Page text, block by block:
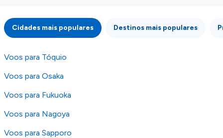
integridade ou pela precisão da informação
publicada, por isso verifique com atenção todas
as condições no website do parceiro antes de
fazer uma reserva. Para mais detalhes verifique
os nossos
Cidades mais populares Destinos mais populares
Voos para Tóquio
Voos para Osaka
Voos para Fukuoka
Voos para Nagoya
Voos para Sapporo